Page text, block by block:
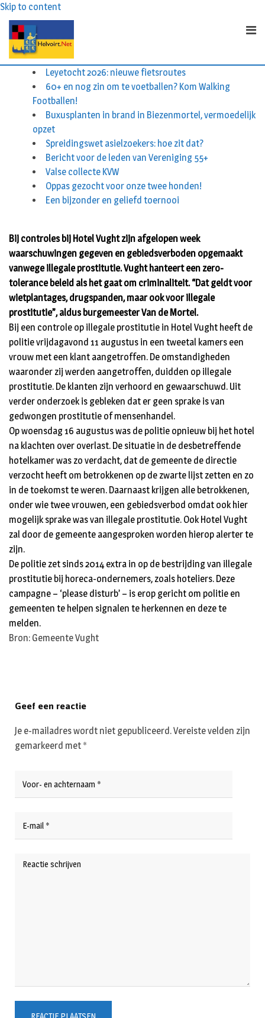
Skip to content
Leyetocht 2026: nieuwe fietsroutes
60+ en nog zin om te voetballen? Kom Walking
Footballen!
Buxusplanten in brand in Biezenmortel, vermoedelijk
opzet
Spreidingswet asielzoekers: hoe zit dat?
Bericht voor de leden van Vereniging 55+
Valse collecte KVW
Oppas gezocht voor onze twee honden!
Een bijzonder en geliefd toernooi
Bij controles bij Hotel Vught zijn afgelopen week
waarschuwingen gegeven en gebiedsverboden opgemaakt
vanwege illegale prostitutie. Vught hanteert een zero-
tolerance beleid als het gaat om criminaliteit. “Dat geldt voor
wietplantages, drugspanden, maar ook voor illegale
prostitutie”, aldus burgemeester Van de Mortel.
Bij een controle op illegale prostitutie in Hotel Vught heeft de
politie vrijdagavond 11 augustus in een tweetal kamers een
vrouw met een klant aangetroffen. De omstandigheden
waaronder zij werden aangetroffen, duidden op illegale
prostitutie. De klanten zijn verhoord en gewaarschuwd. Uit
verder onderzoek is gebleken dat er geen sprake is van
gedwongen prostitutie of mensenhandel.
Op woensdag 16 augustus was de politie opnieuw bij het hotel
na klachten over overlast. De situatie in de desbetreffende
hotelkamer was zo verdacht, dat de gemeente de directie
verzocht heeft om betrokkenen op de zwarte lijst zetten en zo
in de toekomst te weren. Daarnaast krijgen alle betrokkenen,
onder wie twee vrouwen, een gebiedsverbod omdat ook hier
mogelijk sprake was van illegale prostitutie. Ook Hotel Vught
zal door de gemeente aangesproken worden hierop alerter te
zijn.
De politie zet sinds 2014 extra in op de bestrijding van illegale
prostitutie bij horeca-ondernemers, zoals hoteliers. Deze
campagne – ‘please disturb’ – is erop gericht om politie en
gemeenten te helpen signalen te herkennen en deze te
melden.
Bron: Gemeente Vught
Geef een reactie
Je e-mailadres wordt niet gepubliceerd.Vereiste velden zijn
gemarkeerd met *